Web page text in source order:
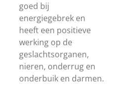
goed bij
energiegebrek en
heeft een positieve
werking op de
geslachtsorganen,
nieren, onderrug en
onderbuik en darmen.